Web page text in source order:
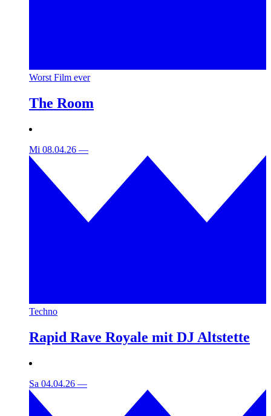
Worst Film ever
The Room
Mi 08.04.26 —
Techno
Rapid Rave Royale mit DJ Altstette
Sa 04.04.26 —